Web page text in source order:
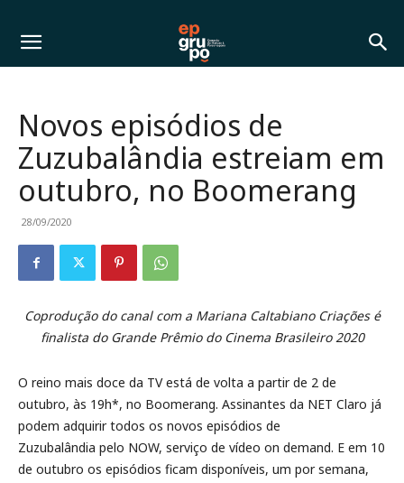
Novos episódios de
Zuzubalândia estreiam em
outubro, no Boomerang
28/09/2020
Coprodução do canal com a Mariana Caltabiano Criações é
finalista do Grande Prêmio do Cinema Brasileiro 2020
O reino mais doce da TV está de volta a partir de 2 de
outubro, às 19h*, no Boomerang. Assinantes da NET Claro já
podem adquirir todos os novos episódios de
Zuzubalândia pelo NOW, serviço de vídeo on demand. E em 10
de outubro os episódios ficam disponíveis, um por semana,